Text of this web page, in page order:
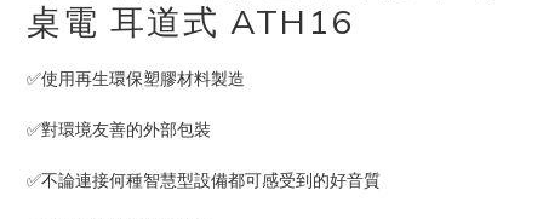
桌電 耳道式 ATH16
✅使用再生環保塑膠材料製造
✅對環境友善的外部包裝
✅不論連接何種智慧型設備都可感受到的好音質